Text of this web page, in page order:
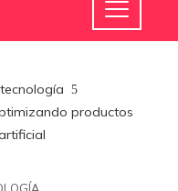
productos